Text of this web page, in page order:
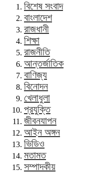
বিশেষ সংবাদ
বাংলাদেশ
রাজধানী
শিক্ষা
রাজনীতি
আন্তর্জাতিক
বাণিজ্য
বিনোদন
খেলাধুলা
প্রযুক্তি
জীবনযাপন
আইন অঙ্গন
ভিডিও
মতামত
সম্পাদকীয়